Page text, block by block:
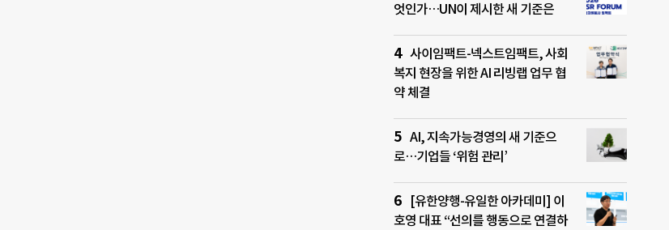
엇인가…UN이 제시한 새 기준은
사이임팩트-넥스트임팩트, 사회
복지 현장을 위한 AI 리빙랩 업무 협
약 체결
AI, 지속가능경영의 새 기준으
로…기업들 ‘위험 관리’
[유한양행-유일한 아카데미] 이
호영 대표 “선의를 행동으로 연결하